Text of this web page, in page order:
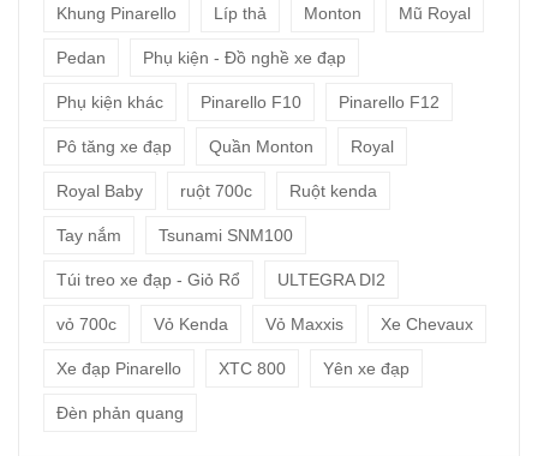
Khung Pinarello Líp thả Monton Mũ Royal
Pedan Phụ kiện - Đồ nghề xe đạp
Phụ kiện khác Pinarello F10 Pinarello F12
Pô tăng xe đạp Quần Monton Royal
Royal Baby ruột 700c Ruột kenda
Tay nắm Tsunami SNM100
Túi treo xe đạp - Giỏ Rổ ULTEGRA DI2
vỏ 700c Vỏ Kenda Vỏ Maxxis Xe Chevaux
Xe đạp Pinarello XTC 800 Yên xe đạp
Đèn phản quang